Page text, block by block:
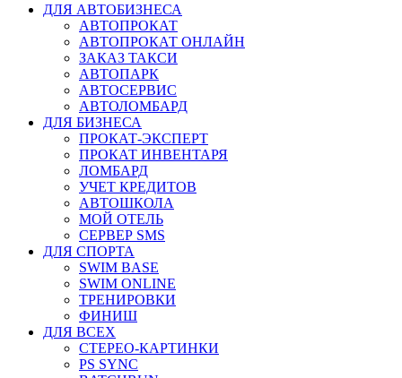
ДЛЯ АВТОБИЗНЕСА
АВТОПРОКАТ
АВТОПРОКАТ ОНЛАЙН
ЗАКАЗ ТАКСИ
АВТОПАРК
АВТОСЕРВИС
АВТОЛОМБАРД
ДЛЯ БИЗНЕСА
ПРОКАТ-ЭКСПЕРТ
ПРОКАТ ИНВЕНТАРЯ
ЛОМБАРД
УЧЕТ КРЕДИТОВ
АВТОШКОЛА
МОЙ ОТЕЛЬ
СЕРВЕР SMS
ДЛЯ СПОРТА
SWIM BASE
SWIM ONLINE
ТРЕНИРОВКИ
ФИНИШ
ДЛЯ ВСЕХ
СТЕРЕО-КАРТИНКИ
PS SYNC